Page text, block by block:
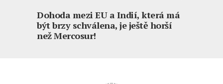
Dohoda mezi EU a Indií, která má
být brzy schválena, je ještě horší
než Mercosur!